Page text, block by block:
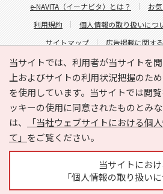
当サイトでは、利用者が当サイトを
上およびサイトの利用状況把握のた
を使用しています。当サイトでは閲
ッキーの使用に同意されたものとみ
は、
「当社ウェブサイトにおける個
て」 をご覧ください。
当サイトにおけ
「個人情報の取り扱い
e-NAVITA（イーナビタ）とは？ お
利用規約
個人情報の取り扱いにつ
サイトマップ
広告掲載に関す
サイトの内容に関するお
Copyright © HYOJITO.Co.,Ltd. All